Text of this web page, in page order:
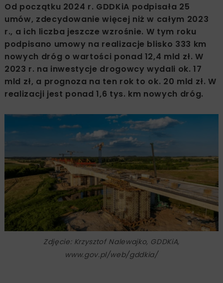
Od początku 2024 r. GDDKiA podpisała 25
umów, zdecydowanie więcej niż w całym 2023
r., a ich liczba jeszcze wzrośnie. W tym roku
podpisano umowy na realizacje blisko 333 km
nowych dróg o wartości ponad 12,4 mld zł. W
2023 r. na inwestycje drogowcy wydali ok. 17
mld zł, a prognoza na ten rok to ok. 20 mld zł. W
realizacji jest ponad 1,6 tys. km nowych dróg.
Zdjęcie: Krzysztof Nalewajko, GDDKiA,
www.gov.pl/web/gddkia/